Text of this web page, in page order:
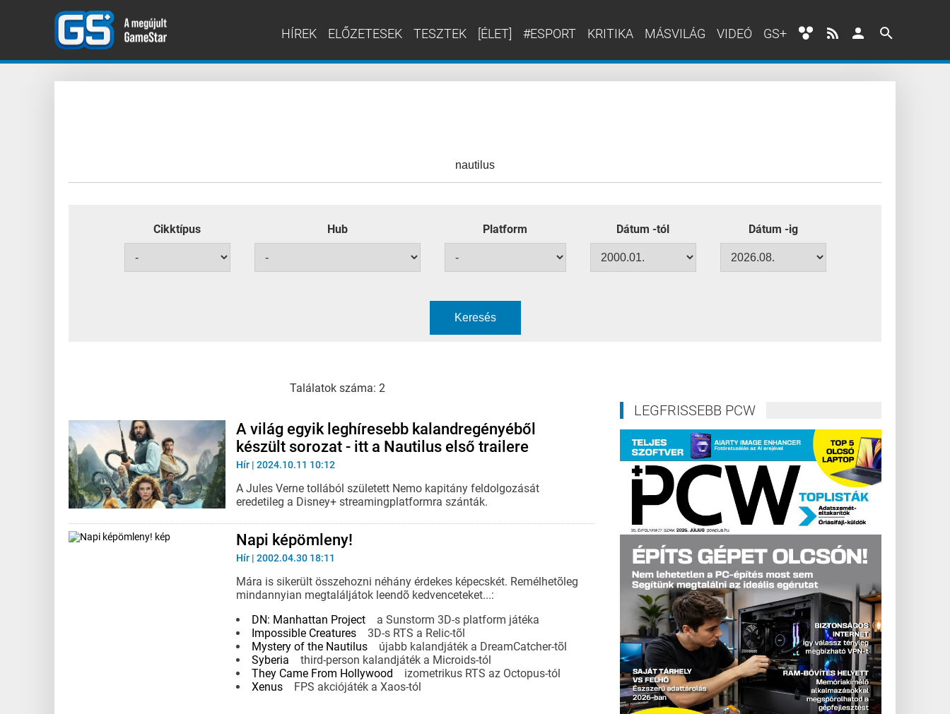
HÍREK ELŐZETESEK TESZTEK [ÉLET] #ESPORT KRITIKA MÁSVILÁG VIDEÓ GS+
Cikktípus Hub Platform Dátum -tól Dátum -ig
Keresés
Találatok száma: 2
A világ egyik leghíresebb kalandregényéből
készült sorozat - itt a Nautilus első trailere
Hír | 2024.10.11 10:12
A Jules Verne tollából született Nemo kapitány feldolgozását
eredetileg a Disney+ streamingplatformra szánták.
Napi képömleny!
Hír | 2002.04.30 18:11
Mára is sikerült összehozni néhány érdekes képecskét. Remélhetõleg
mindannyian megtaláljátok leendõ kedvenceteket...:
DN: Manhattan Project a Sunstorm 3D-s platform játéka
Impossible Creatures 3D-s RTS a Relic-tõl
Mystery of the Nautilus újabb kalandjáték a DreamCatcher-tõl
Syberia third-person kalandjáték a Microids-tól
They Came From Hollywood izometrikus RTS az Octopus-tól
Xenus FPS akciójáték a Xaos-tól
LEGFRISSEBB PCW